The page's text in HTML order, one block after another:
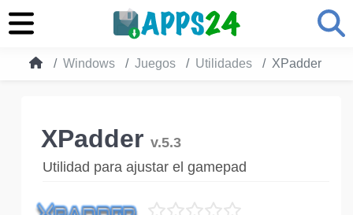
Windows Juegos Utilidades XPadder
XPadder v.5.3
Utilidad para ajustar el gamepad